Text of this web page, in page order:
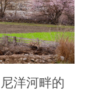
洋河畔的